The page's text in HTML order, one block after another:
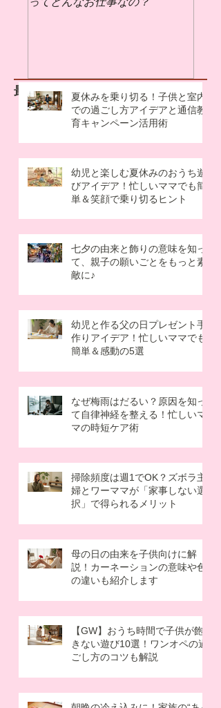
軽で、子どもも飲みやすい“朝の温活”
イテム。 保温ポットが1つあると、忙
しい朝でも
最新記事
夏休みを乗り切る！子供と室内
での過ごし方アイデアと通信教
育キャンペーン活用術
幼児と楽しむ夏休みのおうち遊
びアイデア！忙しいママでも簡
単＆笑顔で乗り切るヒント
七夕の由来と飾りの意味を知っ
て、親子の願いごとをもっと素
敵に♪
幼児と作る父の日プレゼント手
作りアイデア！忙しいママでも
簡単＆感動の5選
なぜ梅雨はだるい？原因を知っ
て自律神経を整える！忙しいマ
マの時短ケア術
掃除頻度は週1でOK？ズボラ主
婦とワーママが「家事しない選
択」で得られるメリット
母の日の由来を子供向けに解
説！カーネーションの意味や色
の違いも紹介します
【GW】おうち時間で子供が飽
きない遊び10選！ワンオペの過
ごし方のコツも解説